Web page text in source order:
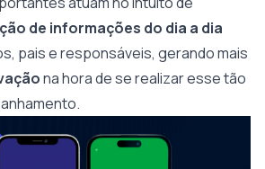
de informações do dia a dia
pais e responsáveis, gerando mais
na hora de se realizar esse tão